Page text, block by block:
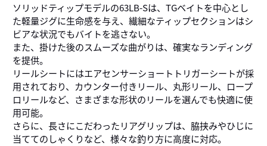
ソリッドティップモデルの63LB-Sは、TGベイトを中心とし
た軽量ジグに生命感を与え、繊細なティップセクションはシ
ビアな状況でもバイトを逃さない。
また、掛けた後のスムーズな曲がりは、確実なランディング
を提供。
リールシートにはエアセンサーショートトリガーシートが採
用されており、カウンター付きリール、丸形リール、ロープ
ロリールなど、さまざまな形状のリールを選んでも快適に使
用可能。
さらに、長さにこだわったリアグリップは、脇挟みやひじに
当ててのしゃくりなど、様々な釣り方に高度に対応。